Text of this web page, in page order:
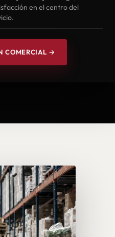
en el centro del
COMERCIAL →